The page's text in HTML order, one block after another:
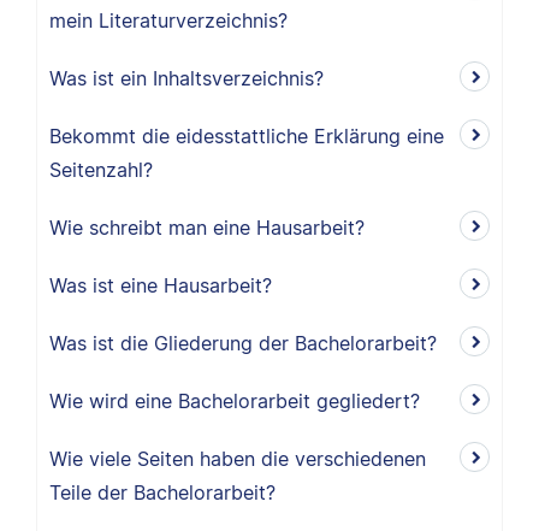
mein Literaturverzeichnis?
Was ist ein Inhaltsverzeichnis?
Bekommt die eidesstattliche Erklärung eine
Seitenzahl?
Wie schreibt man eine Hausarbeit?
Was ist eine Hausarbeit?
Was ist die Gliederung der Bachelorarbeit?
Wie wird eine Bachelorarbeit gegliedert?
Wie viele Seiten haben die verschiedenen
Teile der Bachelorarbeit?